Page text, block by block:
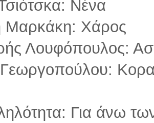
Νένα
Μαρκάκη: Χάρος
Λουφόπουλος:
Για άνω